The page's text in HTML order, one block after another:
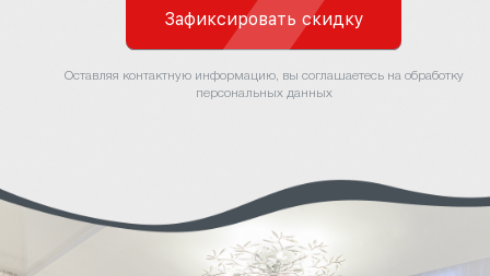
Зафиксировать скидку
Оставляя контактную информацию, вы соглашаетесь на обработку
персональных данных